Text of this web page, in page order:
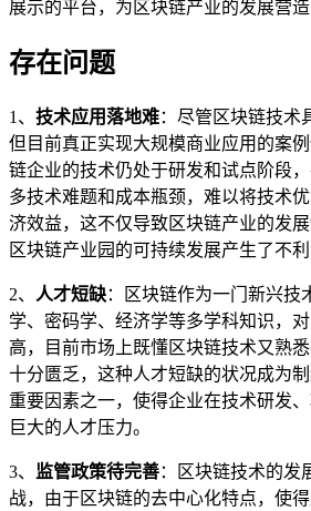
展示的平台，为区块链产业的发展营造
存在问题
1、 技术应用落地难：尽管区块链技术
但目前真正实现大规模商业应用的案
链企业的技术仍处于研发和试点阶段
多技术难题和成本瓶颈，难以将技术
济效益，这不仅导致区块链产业的发
区块链产业园的可持续发展产生了不利
2、 人才短缺：区块链作为一门新兴技
学、密码学、经济学等多学科知识，
高，目前市场上既懂区块链技术又熟
十分匮乏，这种人才短缺的状况成为
重要因素之一，使得企业在技术研发
巨大的人才压力。
3、 监管政策待完善：区块链技术的发
战，由于区块链的去中心化特点，使